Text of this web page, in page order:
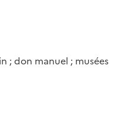
; don manuel ; musées